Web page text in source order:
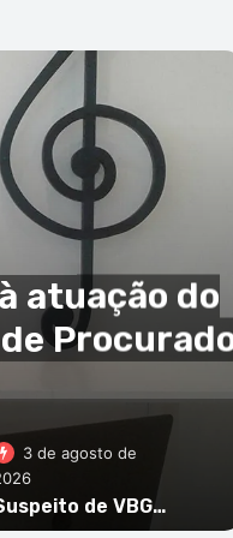
contactar
Vista
3 de agosto de
Suspeito de VBG proibido de contactar companheira na Boa Vista